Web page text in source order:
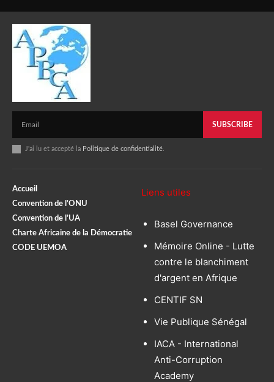
SUBSCRIBE
J'ai lu et accepté la Politique de confidentialité
Accueil
Convention de l’ONU
Convention de l’UA
Charte Africaine de la Démocratie
CODE UEMOA
Liens utiles
Basel Governance
Mémoire Online - Lutte
contre le blanchiment
d'argent en Afrique
CENTIF SN
Vie Publique Sénégal
IACA - International
Anti-Corruption
Academy